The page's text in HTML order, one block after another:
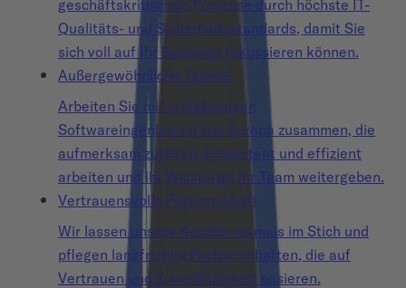
geschäftskritischen Prozesse durch höchste IT-
Qualitäts- und Sicherheitsstandards, damit Sie
sich voll auf Ihr Business fokussieren können.
Außergewöhnliche Talente
Arbeiten Sie mit erstklassigen
Softwareingenieuren aus Europa zusammen, die
aufmerksam zuhören, kompetent und effizient
arbeiten und ihr Wissen an Ihr Team weitergeben.
Vertrauensvolle Partnerschaft
Wir lassen unsere Kunden niemals im Stich und
pflegen langfristige Partnerschaften, die auf
Vertrauen und Zuverlässigkeit basieren.